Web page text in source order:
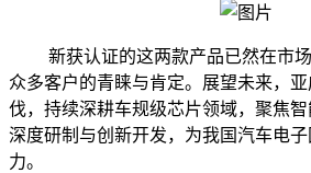
新获认证的这两款产品已然在市场
众多客户的青睐与肯定。展望未来，
伐，持续深耕车规级芯片领域，聚焦
深度研制与创新开发，为我国汽车电
力。